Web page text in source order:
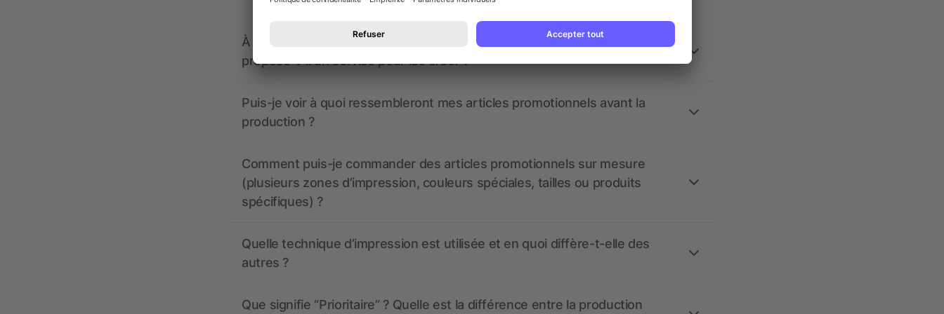
À quoi doivent ressembler les données d’impression ? allbranded
propose-t-il un service pour les créer ?
Puis-je voir à quoi ressembleront mes articles promotionnels avant la
production ?
Comment puis-je commander des articles promotionnels sur mesure
(plusieurs zones d’impression, couleurs spéciales, tailles ou produits
spécifiques) ?
Quelle technique d’impression est utilisée et en quoi diffère-t-elle des
autres ?
Que signifie “Prioritaire” ? Quelle est la différence entre la production